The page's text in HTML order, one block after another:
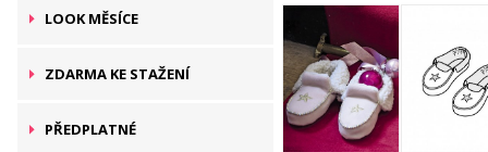
LOOK MĚSÍCE
ZDARMA KE STAŽENÍ
PŘEDPLATNÉ